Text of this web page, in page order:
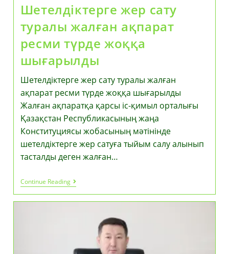
Шетелдіктерге жер сату
туралы жалған ақпарат
ресми түрде жоққа
шығарылды
Шетелдіктерге жер сату туралы жалған
ақпарат ресми түрде жоққа шығарылды
Жалған ақпаратқа қарсы іс-қимыл орталығы
Қазақстан Республикасының жаңа
Конституциясы жобасының мәтінінде
шетелдіктерге жер сатуға тыйым салу алынып
тасталды деген жалған…
Continue ReadingШетелдіктерге
Жер
Сату
Ақпарат
Жоққа